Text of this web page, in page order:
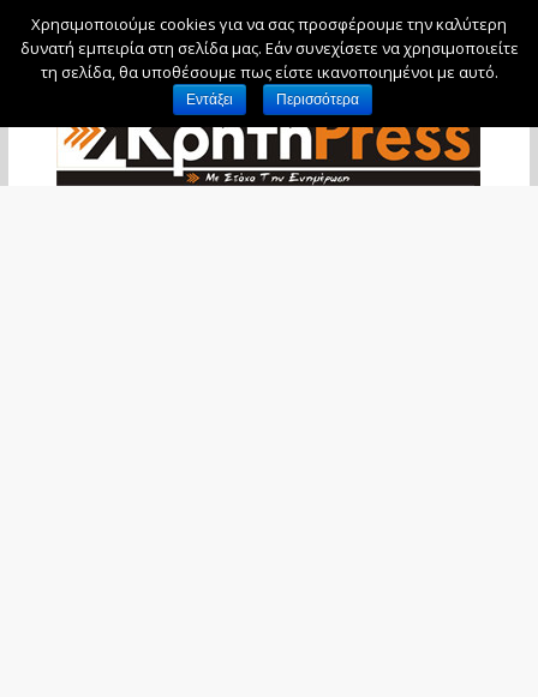
Κυριακή, 9 Αυγούστου, 2026
Χρησιμοποιούμε cookies για να σας προσφέρουμε την καλύτερη
δυνατή εμπειρία στη σελίδα μας. Εάν συνεχίσετε να χρησιμοποιείτε
τη σελίδα, θα υποθέσουμε πως είστε ικανοποιημένοι με αυτό.
Εντάξει Περισσότερα